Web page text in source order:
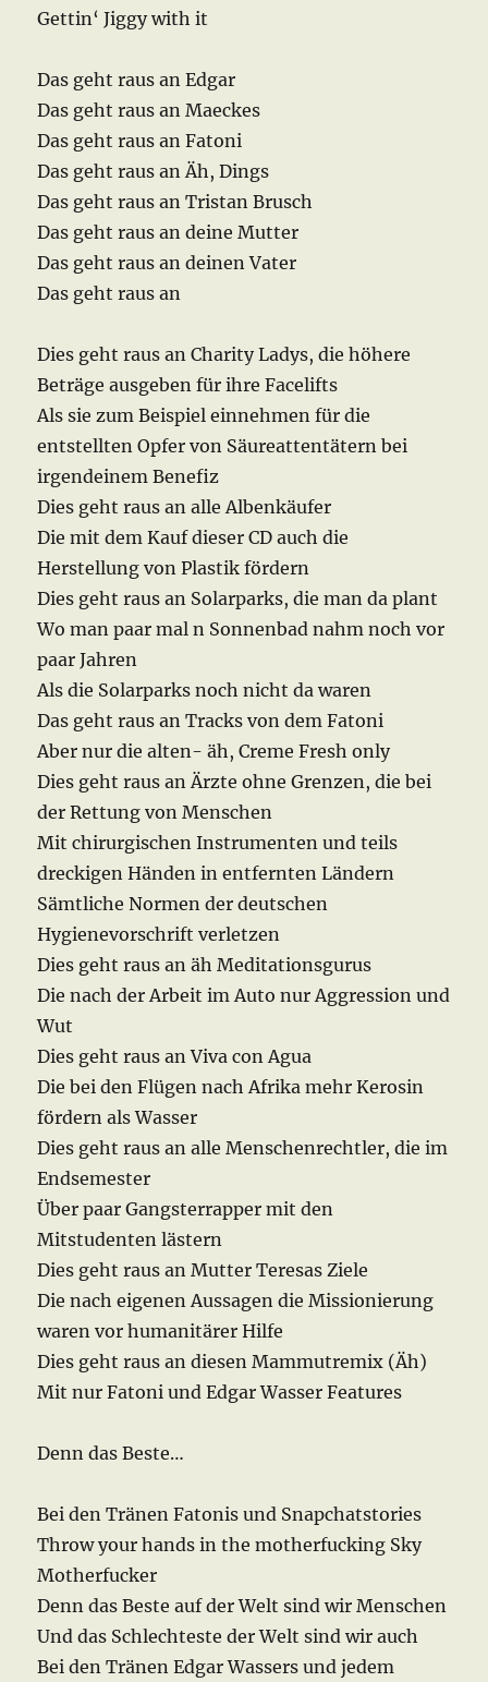
Gettin‘ Jiggy with it
Das geht raus an Edgar
Das geht raus an Maeckes
Das geht raus an Fatoni
Das geht raus an Äh, Dings
Das geht raus an Tristan Brusch
Das geht raus an deine Mutter
Das geht raus an deinen Vater
Das geht raus an
Dies geht raus an Charity Ladys, die höhere
Beträge ausgeben für ihre Facelifts
Als sie zum Beispiel einnehmen für die
entstellten Opfer von Säureattentätern bei
irgendeinem Benefiz
Dies geht raus an alle Albenkäufer
Die mit dem Kauf dieser CD auch die
Herstellung von Plastik fördern
Dies geht raus an Solarparks, die man da plant
Wo man paar mal n Sonnenbad nahm noch vor
paar Jahren
Als die Solarparks noch nicht da waren
Das geht raus an Tracks von dem Fatoni
Aber nur die alten- äh, Creme Fresh only
Dies geht raus an Ärzte ohne Grenzen, die bei
der Rettung von Menschen
Mit chirurgischen Instrumenten und teils
dreckigen Händen in entfernten Ländern
Sämtliche Normen der deutschen
Hygienevorschrift verletzen
Dies geht raus an äh Meditationsgurus
Die nach der Arbeit im Auto nur Aggression und
Wut
Dies geht raus an Viva con Agua
Die bei den Flügen nach Afrika mehr Kerosin
fördern als Wasser
Dies geht raus an alle Menschenrechtler, die im
Endsemester
Über paar Gangsterrapper mit den
Mitstudenten lästern
Dies geht raus an Mutter Teresas Ziele
Die nach eigenen Aussagen die Missionierung
waren vor humanitärer Hilfe
Dies geht raus an diesen Mammutremix (Äh)
Mit nur Fatoni und Edgar Wasser Features
Denn das Beste…
Bei den Tränen Fatonis und Snapchatstories
Throw your hands in the motherfucking Sky
Motherfucker
Denn das Beste auf der Welt sind wir Menschen
Und das Schlechteste der Welt sind wir auch
Bei den Tränen Edgar Wassers und jedem